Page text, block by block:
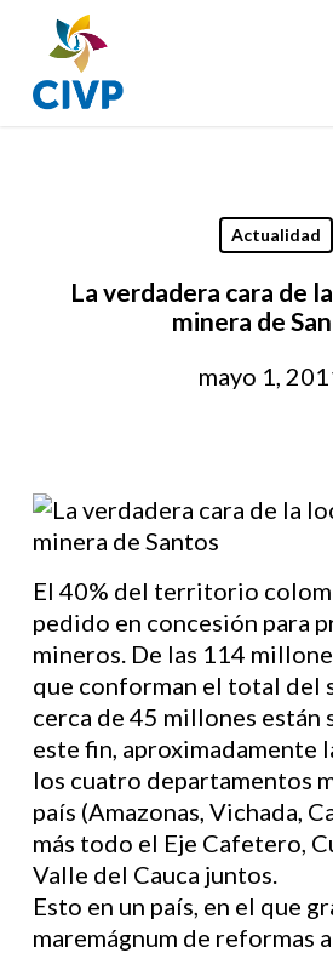
main
content
Actualidad
La verdadera cara de
minera de
mayo 1,
El 40% del territorio
pedido en concesión para
mineros. De las 114
que conforman el total del
cerca de 45 millones están
este fin, aproximadamente
los cuatro departamentos
país (Amazonas, Vichada,
más todo el Eje Cafetero,
Valle del Cauca juntos.
Esto en un país, en el que
maremágnum de reformas